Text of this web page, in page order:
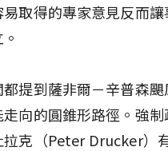
取得的專家意見反而
提到薩非爾－辛普森颶
向的圓錐形路徑。強
克（Peter Drucker）